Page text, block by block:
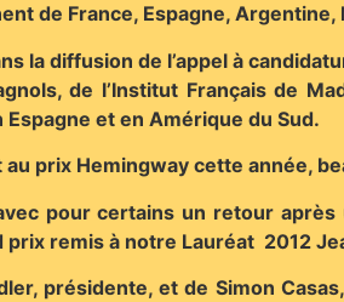
de France, Espagne,
la diffusion de l’appel à
de l’Institut Français de
et en Amérique du Sud.
prix Hemingway cette année,
pour certains un retour
remis à notre Lauréat 2012
présidente, et de Simon